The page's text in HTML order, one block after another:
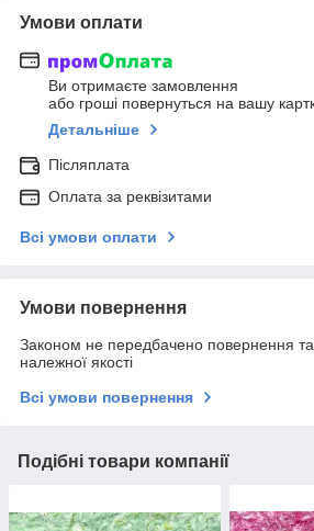
Умови оплати
Ви отримаєте замовлення
або гроші повернуться на вашу
Детальніше
Післяплата
Оплата за реквізитами
Всі умови оплати
Умови повернення
Законом не передбачено повернення
належної якості
Всі умови повернення
Подібні товари компанії